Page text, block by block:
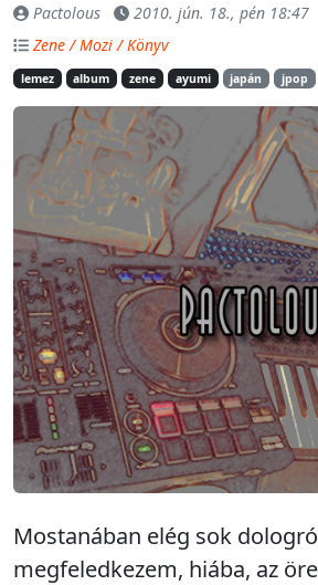
Pactolous 2010. jún. 18., pén 18:47
Zene / Mozi / Könyv
lemez album zene ayumi japán jpop
Mostanában elég sok
megfeledkezem, hiába, az